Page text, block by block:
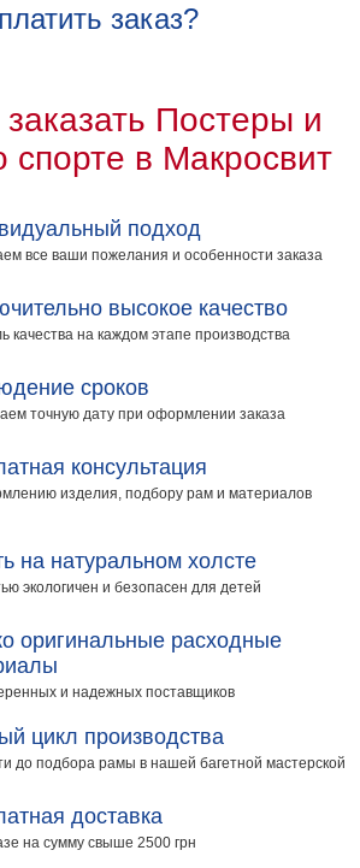
заказ?
Постеры и
спорте в Макросвит
подход
все ваши пожелания и особенности заказа
высокое качество
качества на каждом этапе производства
сроков
точную дату при оформлении заказа
консультация
изделия, подбору рам и материалов
на натуральном холсте
экологичен и безопасен для детей
оригинальные расходные
и надежных поставщиков
цикл производства
до подбора рамы в нашей багетной мастерской
доставка
на сумму свыше 2500 грн